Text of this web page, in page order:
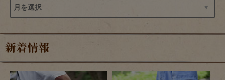
新着情報